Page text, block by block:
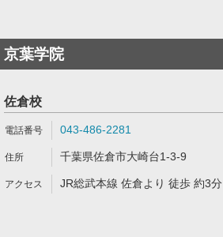
京葉学院
佐倉校
043-486-2281
千葉県佐倉市大崎台1-3-9
JR総武本線 佐倉より 徒歩 約3分